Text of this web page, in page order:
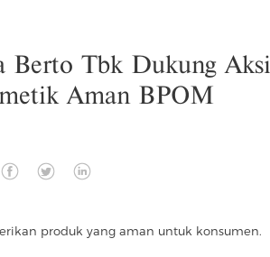
Berto Tbk Dukung Aksi
Aman BPOM
produk yang aman untuk konsumen.